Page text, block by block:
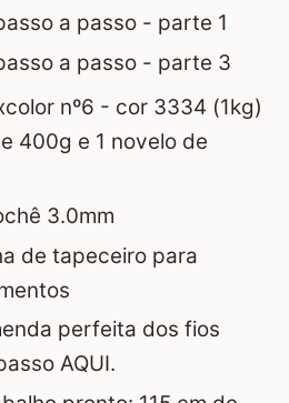
a passo - parte 1
a passo - parte 3
nº6 - cor 3334 (1kg)
400g e 1 novelo de
3.0mm
de tapeceiro para
perfeita dos fios
AQUI.